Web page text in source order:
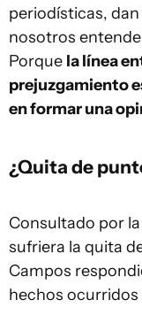
periodísticas,
nosotros
Porque la línea
prejuzgamiento
en formar una
¿Quita de
Consultado por
sufriera la quita
Campos
hechos ocurridos